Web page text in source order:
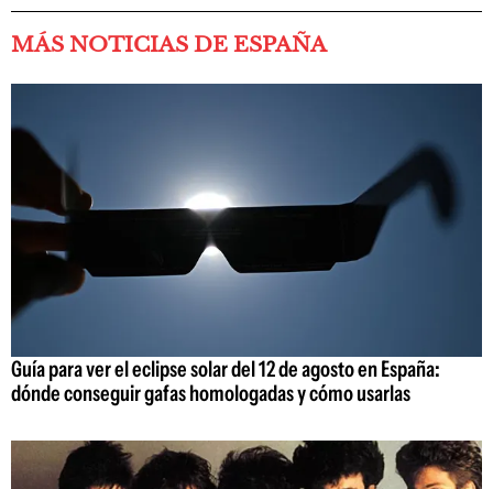
MÁS NOTICIAS DE ESPAÑA
Guía para ver el eclipse solar del 12 de agosto en España:
dónde conseguir gafas homologadas y cómo usarlas